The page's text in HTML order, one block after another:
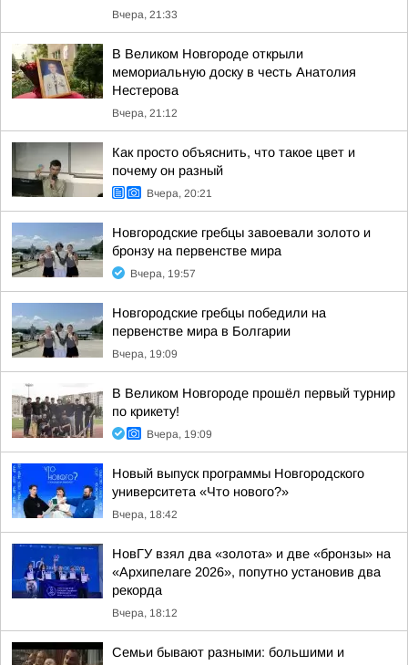
Вчера, 21:33
В Великом Новгороде открыли
мемориальную доску в честь Анатолия
Нестерова
Вчера, 21:12
Как просто объяснить, что такое цвет и
почему он разный
Вчера, 20:21
Новгородские гребцы завоевали золото и
бронзу на первенстве мира
Вчера, 19:57
Новгородские гребцы победили на
первенстве мира в Болгарии
Вчера, 19:09
В Великом Новгороде прошёл первый турнир
по крикету!
Вчера, 19:09
Новый выпуск программы Новгородского
университета «Что нового?»
Вчера, 18:42
НовГУ взял два «золота» и две «бронзы» на
«Архипелаге 2026», попутно установив два
рекорда
Вчера, 18:12
Семьи бывают разными: большими и